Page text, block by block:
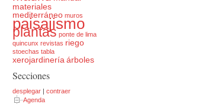
materiales
mediterráneo muros
paisajismo
plantas ponte de lima
quincunx revistas riego
stoechas tabla
xerojardinería árboles
Secciones
desplegar | contraer
Agenda